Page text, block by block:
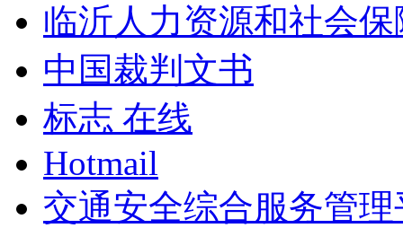
临沂人力资源和社会保
中国裁判文书
标志 在线
Hotmail
交通安全综合服务管理